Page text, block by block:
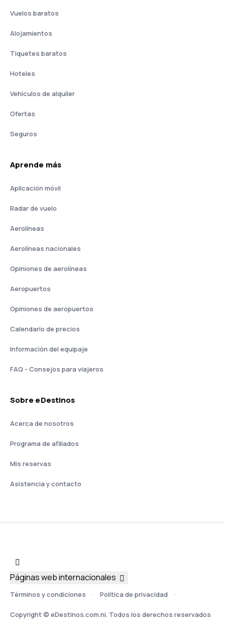
Vuelos baratos
Alojamientos
Tiquetes baratos
Hoteles
Vehículos de alquiler
Ofertas
Seguros
Aprende más
Aplicación móvil
Radar de vuelo
Aerolíneas
Aerolíneas nacionales
Opiniones de aerolíneas
Aeropuertos
Opiniones de aeropuertos
Calendario de precios
Información del equipaje
FAQ - Consejos para viajeros
Sobre eDestinos
Acerca de nosotros
Programa de afiliados
Mis reservas
Asistencia y contacto
Términos y condiciones Política de privacidad
Copyright © eDestinos.com.ni. Todos los derechos reservados
Páginas web internacionales